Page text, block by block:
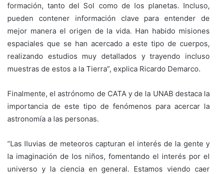
formación, tanto del Sol como de los planetas. Incluso,
pueden contener información clave para entender de
mejor manera el origen de la vida. Han habido misiones
espaciales que se han acercado a este tipo de cuerpos,
realizando estudios muy detallados y trayendo incluso
muestras de estos a la Tierra”, explica Ricardo Demarco.
Finalmente, el astrónomo de CATA y de la UNAB destaca la
importancia de este tipo de fenómenos para acercar la
astronomía a las personas.
“Las lluvias de meteoros capturan el interés de la gente y
la imaginación de los niños, fomentando el interés por el
universo y la ciencia en general. Estamos viendo caer